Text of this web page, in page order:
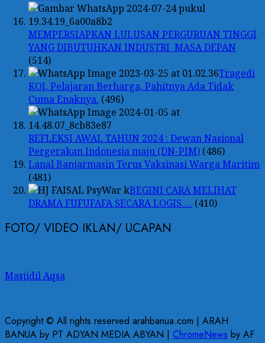
MEMPERSIAPKAN LULUSAN PERGURUAN TINGGI
YANG DIBUTUHKAN INDUSTRI MASA DEPAN
(514)
Tragedi
KOI, Pelajaran Berharga, Pahitnya Ada Tidak
Cuma Enaknya. (496)
REFLEKSI AWAL TAHUN 2024 : Dewan Nasional
Pergerakan Indonesia maju (DN-PIM) (486)
Lanal Banjarmasin Terus Vaksinasi Warga Maritim
(481)
BEGINI CARA MELIHAT
DRAMA FUFUFAFA SECARA LOGIS…. (410)
FOTO/ VIDEO IKLAN/ UCAPAN
Masjidil Aqsa
Copyright © All rights reserved arahbanua.com | ARAH
BANUA by PT ADYAN MEDIA ABYAN | ChromeNews by AF